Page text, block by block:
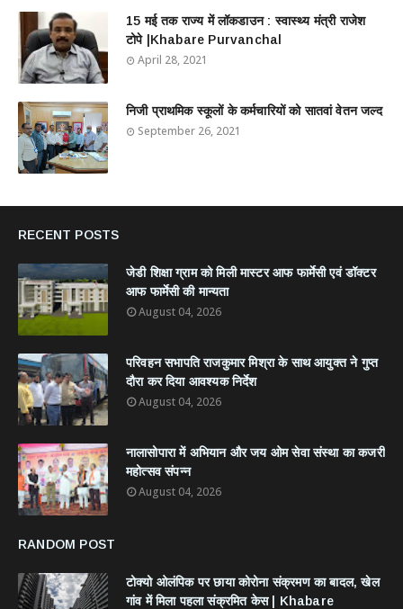
15 मई तक राज्य में लॉकडाउन : स्वास्थ्य मंत्री राजेश
टोपे |Khabare Purvanchal
April 28, 2021
निजी प्राथमिक स्कूलों के कर्मचारियों को सातवां वेतन जल्द
September 26, 2021
RECENT POSTS
जेडी शिक्षा ग्राम को मिली मास्टर आफ फार्मेसी एवं डॉक्टर
आफ फार्मेसी की मान्यता
August 04, 2026
परिवहन सभापति राजकुमार मिश्रा के साथ आयुक्त ने गुप्त
दौरा कर दिया आवश्यक निर्देश
August 04, 2026
नालासोपारा में अभियान और जय ओम सेवा संस्था का कजरी
महोत्सव संपन्न
August 04, 2026
RANDOM POST
टोक्यो ओलंपिक पर छाया कोरोना संक्रमण का बादल, खेल
गांव में मिला पहला संक्रमित केस | Khabare